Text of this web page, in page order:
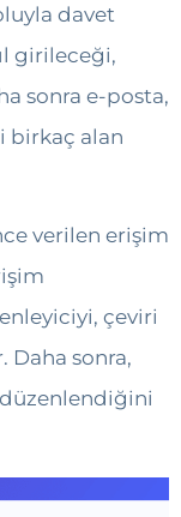
davet
girileceği,
sonra e-posta,
birkaç alan
verilen erişim
çeviri
Daha sonra,